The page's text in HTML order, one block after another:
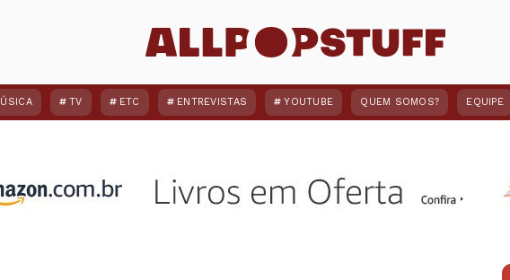
TV ETC ENTREVISTAS YOUTUBE QUEM SOMOS? EQUIPE